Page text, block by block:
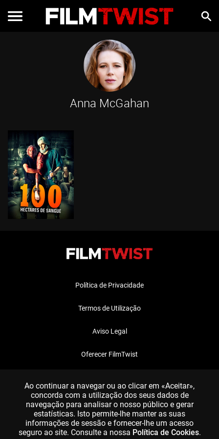
Anna McGahan
Política de Privacidade
Termos de Utilização
Aviso Legal
Oferecer FilmTwist
Ao continuar a navegar ou ao clicar em «Aceitar»,
concorda com a utilização dos seus dados de
navegação para analisar o nosso público e gerar
estatísticas. Isto permite-lhe manter as suas
informações de sessão e fornecer-lhe um acesso
seguro ao site. Consulte a nossa Política de Cookies.